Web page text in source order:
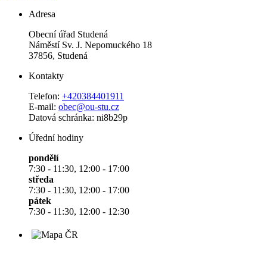
Adresa
Obecní úřad Studená
Náměstí Sv. J. Nepomuckého 18
37856, Studená
Kontakty
Telefon: +420384401911
E-mail: obec@ou-stu.cz
Datová schránka: ni8b29p
Úřední hodiny
pondělí
7:30 - 11:30, 12:00 - 17:00
středa
7:30 - 11:30, 12:00 - 17:00
pátek
7:30 - 11:30, 12:00 - 12:30